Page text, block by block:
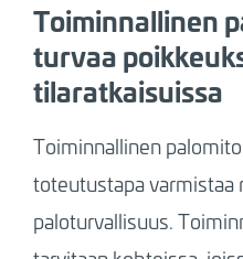
Toiminnallinen
turvaa
tilaratkaisuissa
Toiminnallinen
toteutustapa varmistaa
paloturvallisuus.